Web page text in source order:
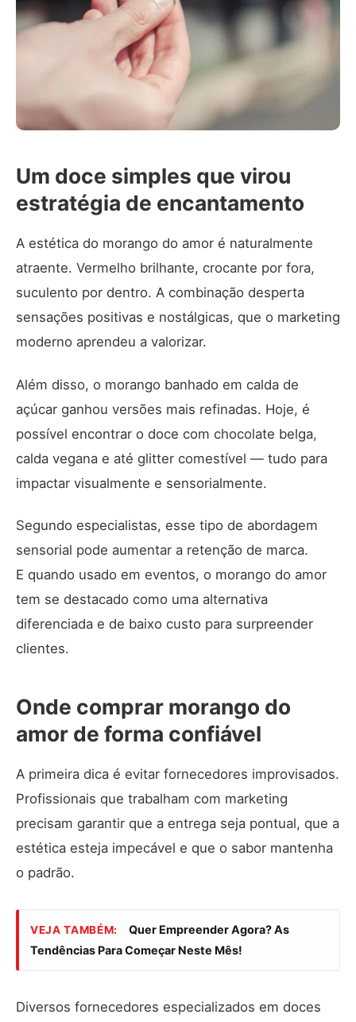
Um doce simples que virou
estratégia de encantamento
A estética do morango do amor é naturalmente
atraente. Vermelho brilhante, crocante por fora,
suculento por dentro. A combinação desperta
sensações positivas e nostálgicas, que o marketing
moderno aprendeu a valorizar.
Além disso, o morango banhado em calda de
açúcar ganhou versões mais refinadas. Hoje, é
possível encontrar o doce com chocolate belga,
calda vegana e até glitter comestível — tudo para
impactar visualmente e sensorialmente.
Segundo especialistas, esse tipo de abordagem
sensorial pode aumentar a retenção de marca.
E quando usado em eventos, o morango do amor
tem se destacado como uma alternativa
diferenciada e de baixo custo para surpreender
clientes.
Onde comprar morango do
amor de forma confiável
A primeira dica é evitar fornecedores improvisados.
Profissionais que trabalham com marketing
precisam garantir que a entrega seja pontual, que a
estética esteja impecável e que o sabor mantenha
o padrão.
VEJA TAMBÉM:
Quer Empreender Agora? As
Tendências Para Começar Neste Mês!
Diversos fornecedores especializados em doces